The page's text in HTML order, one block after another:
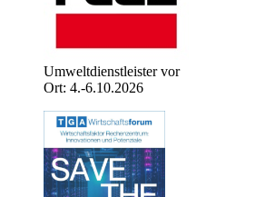
Umweltdienstleister vor
Ort: 4.-6.10.2026